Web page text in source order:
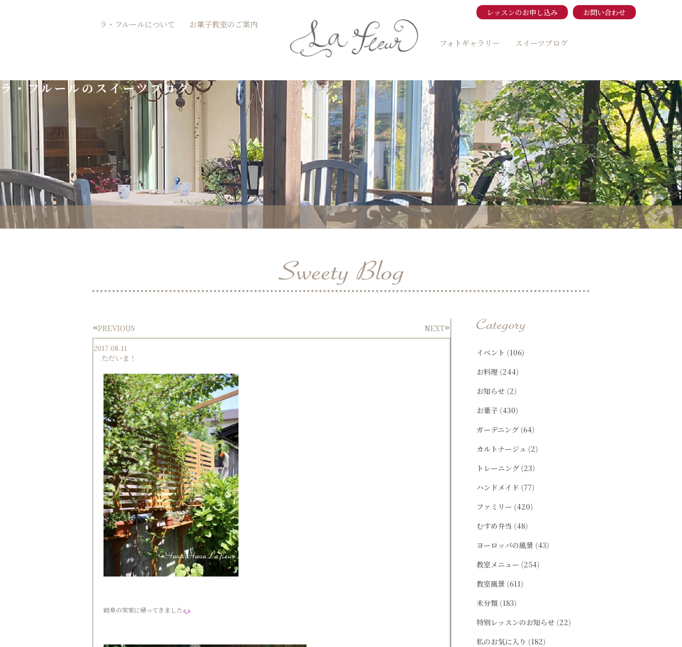
キ
レッスンのお申し込み お問い合わせ
ラ・フルールについて お菓子教室のご案内 Open お菓子教室のご案内
フォトギャラリー スイーツブログ
ラ・フルールのスイーツブログ
PrevPREVIOUS NEXTNext
2017.08.11
ただいま！
岐阜の実家に帰ってきました
イベント (106)
お料理 (244)
お知らせ (2)
お菓子(430)
ガーデニング(64)
カルトナージュ (2)
トレーニング(23)
ハンドメイド (77)
ファミリー (420)
むすめ弁当 (48)
ヨーロッパの風景 (43)
教室メニュー (254)
教室風景 (611)
未分類(183)
特別レッスンのお知らせ (22)
私のお気に入り (182)